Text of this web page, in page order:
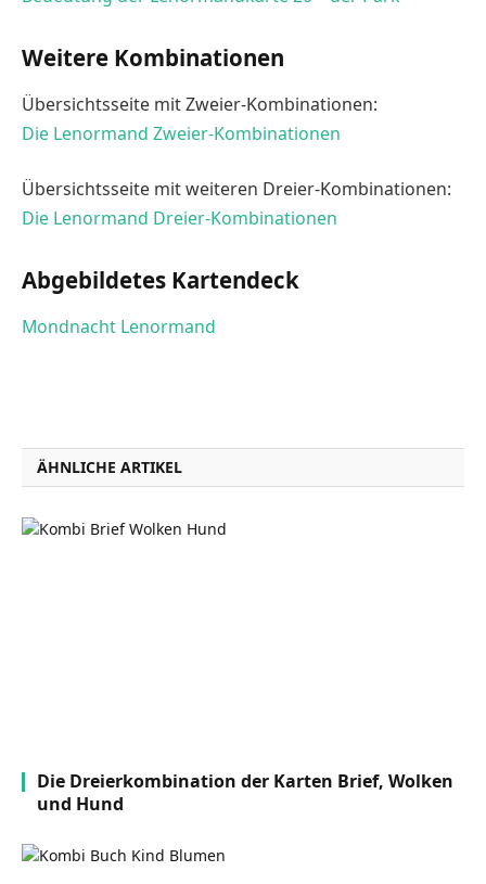
Weitere Kombinationen
Übersichtsseite mit Zweier-Kombinationen:
Die Lenormand Zweier-Kombinationen
Übersichtsseite mit weiteren Dreier-Kombinationen:
Die Lenormand Dreier-Kombinationen
Abgebildetes Kartendeck
Mondnacht Lenormand
ÄHNLICHE ARTIKEL
Die Dreierkombination der Karten Brief, Wolken
und Hund